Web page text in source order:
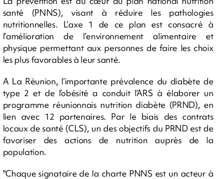
santé (PNNS), visant à réduire les pathologies
nutritionnelles. L’axe 1 de ce plan est consacré à
l’amélioration de l’environnement alimentaire et
physique permettant aux personnes de faire les choix
les plus favorables à leur santé.
A La Réunion, l’importante prévalence du diabète de
type 2 et de l’obésité a conduit l’ARS à élaborer un
programme réunionnais nutrition diabète (PRND), en
lien avec 12 partenaires. Par le biais des contrats
locaux de santé (CLS), un des objectifs du PRND est de
favoriser des actions de nutrition auprès de la
population.
"Chaque signataire de la charte PNNS est un acteur à